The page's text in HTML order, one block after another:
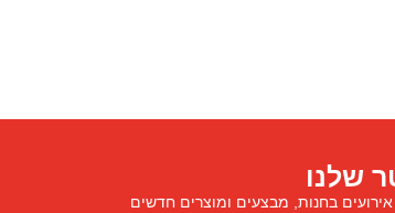
שלנו
בחנות, מבצעים ומוצרים חדשים